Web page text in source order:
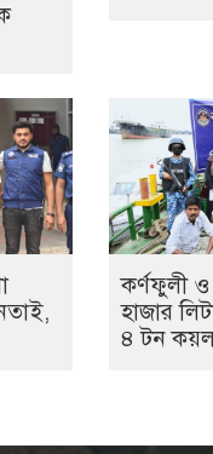
কর্ণফুলী ও
হাজার
৪ টন